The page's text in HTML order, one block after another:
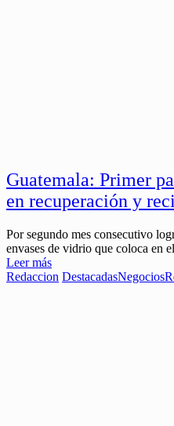
Guatemala: Primer
en recuperación y
Por segundo mes consecutivo
envases de vidrio que coloca en
Leer más
Redaccion DestacadasNegocios